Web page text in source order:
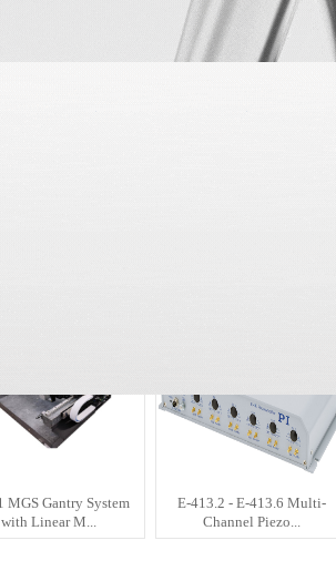
MGS Gantry System
with Linear M...
E-413.2 - E-413.6 Multi-
Channel Piezo...